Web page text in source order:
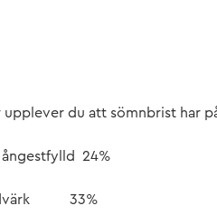
upplever du att sömnbrist har
ångestfylld 24%
33%